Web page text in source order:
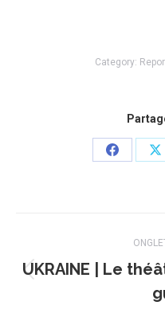
Category:
Share
de
UKRAINE | Le